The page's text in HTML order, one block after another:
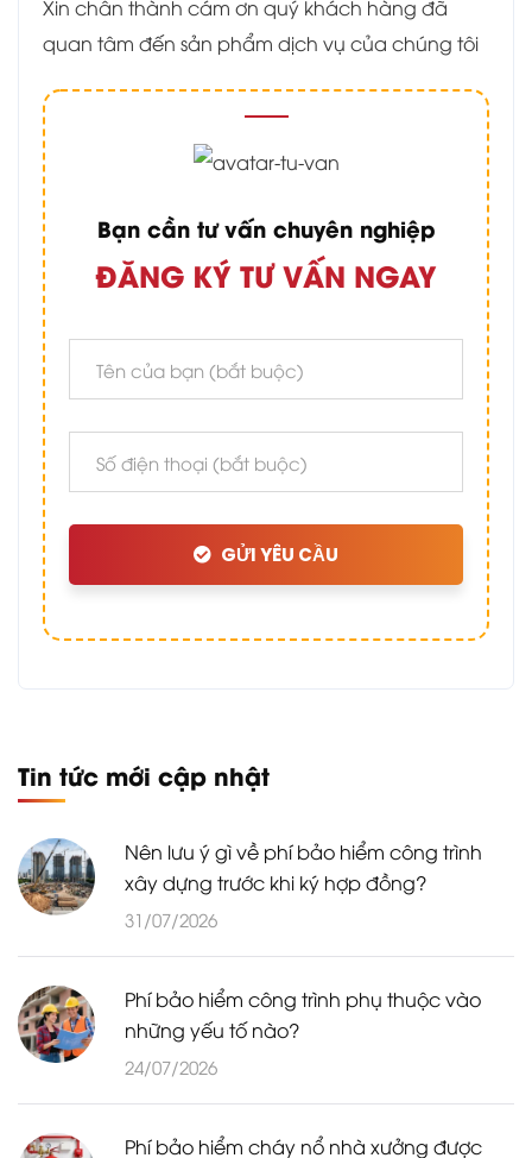
Xin chân thành cám ơn quý khách hàng đã
quan tâm đến sản phẩm dịch vụ của chúng tôi
Bạn cần tư vấn chuyên nghiệp
ĐĂNG KÝ TƯ VẤN NGAY
GỬI YÊU CẦU
Tin tức mới cập nhật
Nên lưu ý gì về phí bảo hiểm công trình
xây dựng trước khi ký hợp đồng?
31/07/2026
Phí bảo hiểm công trình phụ thuộc vào
những yếu tố nào?
24/07/2026
Phí bảo hiểm cháy nổ nhà xưởng được